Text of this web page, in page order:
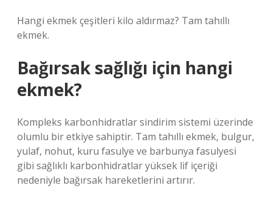
Hangi ekmek çeşitleri kilo aldırmaz? Tam tahıllı
ekmek.
Bağırsak sağlığı için hangi
ekmek?
Kompleks karbonhidratlar sindirim sistemi üzerinde
olumlu bir etkiye sahiptir. Tam tahıllı ekmek, bulgur,
yulaf, nohut, kuru fasulye ve barbunya fasulyesi
gibi sağlıklı karbonhidratlar yüksek lif içeriği
nedeniyle bağırsak hareketlerini artırır.